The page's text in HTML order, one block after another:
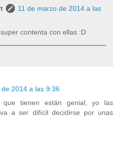
11 de marzo de 2014 a las
contenta con ellas :D
2014 a las 9:36
tienen están genial, yo las
a ser difícil decidirse por unas